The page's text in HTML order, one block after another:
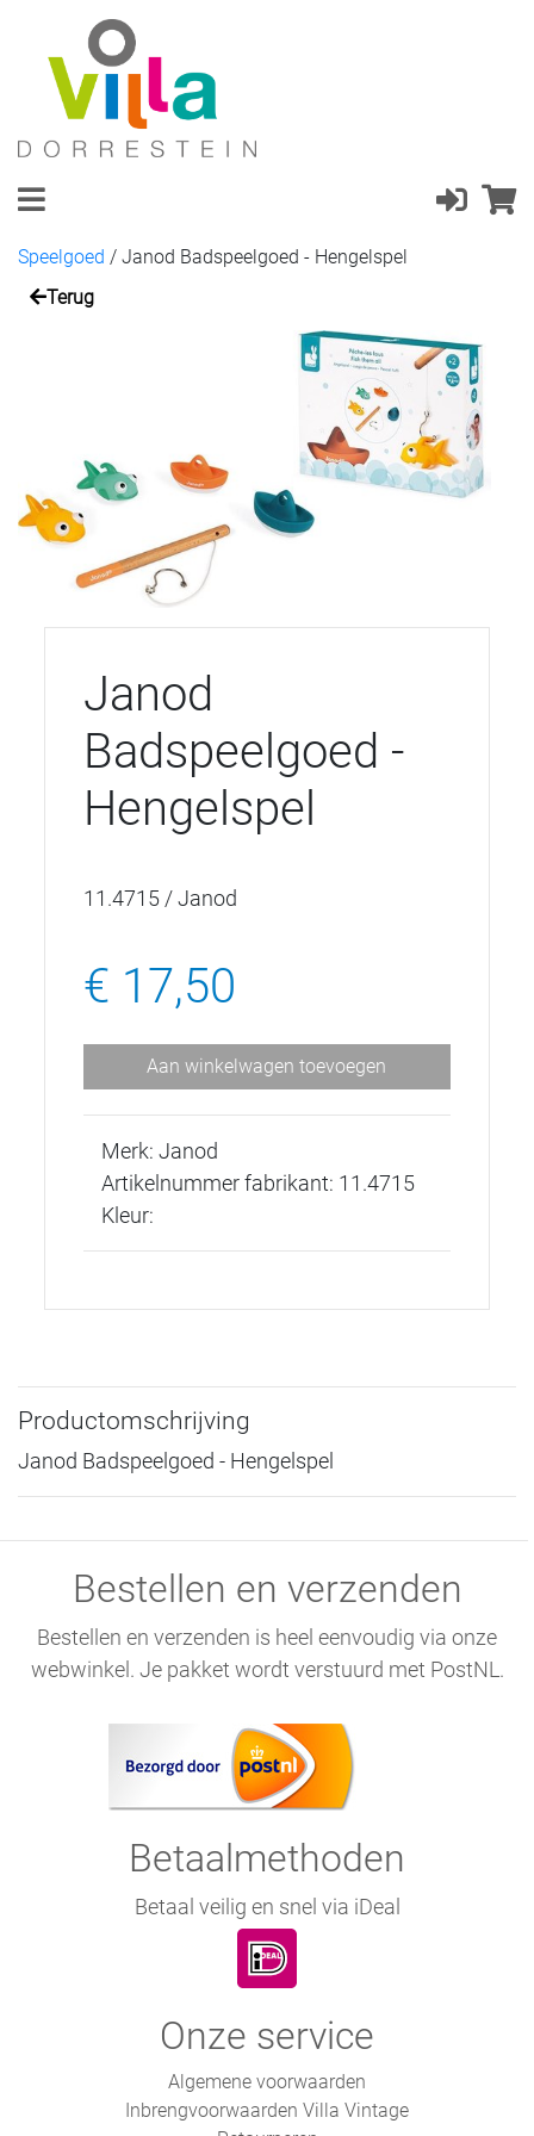
Speelgoed / Janod Badspeelgoed - Hengelspel
Terug
Janod
Badspeelgoed -
Hengelspel
11.4715 / Janod
€ 17,50
Aan winkelwagen toevoegen
Merk: Janod
Artikelnummer fabrikant: 11.4715
Kleur:
Productomschrijving
Janod Badspeelgoed - Hengelspel
Bestellen en verzenden
Bestellen en verzenden is heel eenvoudig via onze
webwinkel. Je pakket wordt verstuurd met PostNL.
Betaalmethoden
Betaal veilig en snel via iDeal
Onze service
Algemene voorwaarden
Inbrengvoorwaarden Villa Vintage